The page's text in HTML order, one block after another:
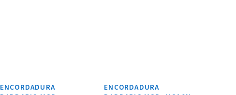
ENCORDADURA
ENCORDADURA